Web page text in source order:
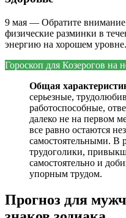
9 мая — Обратите
физические разминки в
энергию на хорошем уровне.
Гороскоп для Козерогов на
Общая
серьезные,
работоспособные,
далеко не на первом
все равно остаются
самостоятельными. В
трудоголики,
самостоятельно и
упорным трудом.
Прогноз для